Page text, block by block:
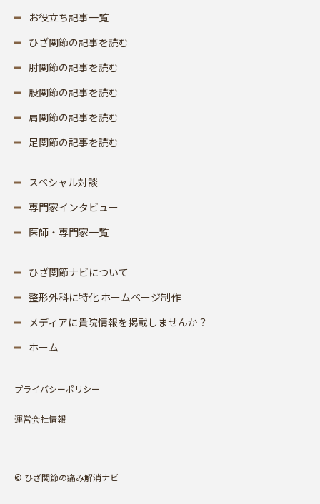
お役立ち記事一覧
ひざ関節の記事を読む
肘関節の記事を読む
股関節の記事を読む
肩関節の記事を読む
足関節の記事を読む
スペシャル対談
専門家インタビュー
医師・専門家一覧
ひざ関節ナビについて
整形外科に特化 ホームページ制作
メディアに貴院情報を掲載しませんか？
ホーム
プライバシーポリシー
運営会社情報
© ひざ関節の痛み解消ナビ